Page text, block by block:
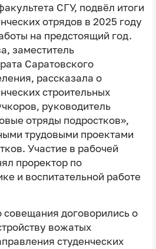
СГУ, подвёл итоги
отрядов в 2025 году
на предстоящий год.
заместитель
Саратовского
рассказала о
строительных
руководитель
отряды подростков»,
трудовыми проектами
Участие в рабочей
проректор по
и воспитательной работе
совещания договорились о
вожатых
студенческих